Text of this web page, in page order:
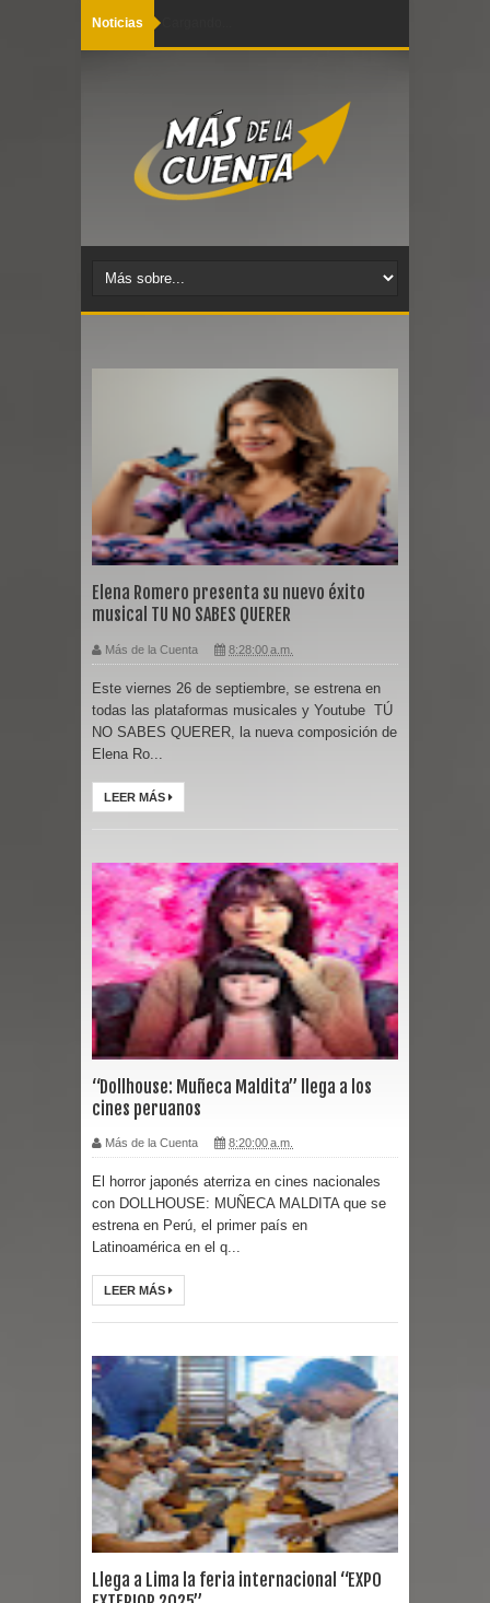
Noticias
Elena Romero presenta su nuevo éxito
musical TU NO SABES QUERER
Más de la Cuenta 8:28:00 a.m.
Este viernes 26 de septiembre, se estrena en
todas las plataformas musicales y Youtube TÚ
NO SABES QUERER, la nueva composición de
Elena Ro...
LEER MÁS
“Dollhouse: Muñeca Maldita” llega a los
cines peruanos
Más de la Cuenta 8:20:00 a.m.
El horror japonés aterriza en cines nacionales
con DOLLHOUSE: MUÑECA MALDITA que se
estrena en Perú, el primer país en
Latinoamérica en el q...
LEER MÁS
Llega a Lima la feria internacional “EXPO